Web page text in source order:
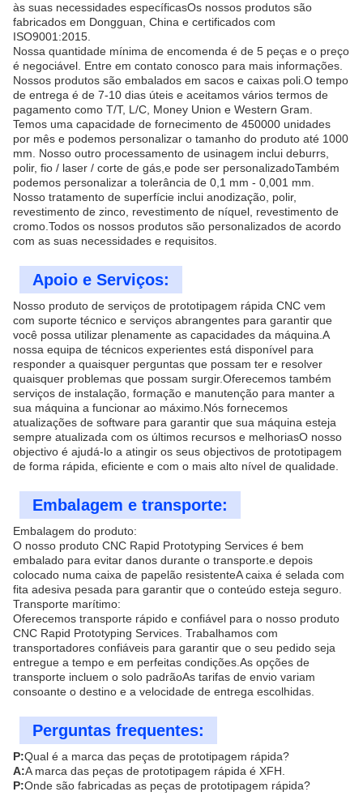
às suas necessidades específicasOs nossos produtos são
fabricados em Dongguan, China e certificados com
ISO9001:2015.
Nossa quantidade mínima de encomenda é de 5 peças e o preço
é negociável. Entre em contato conosco para mais informações.
Nossos produtos são embalados em sacos e caixas poli.O tempo
de entrega é de 7-10 dias úteis e aceitamos vários termos de
pagamento como T/T, L/C, Money Union e Western Gram.
Temos uma capacidade de fornecimento de 450000 unidades
por mês e podemos personalizar o tamanho do produto até 1000
mm. Nosso outro processamento de usinagem inclui deburrs,
polir, fio / laser / corte de gás,e pode ser personalizadoTambém
podemos personalizar a tolerância de 0,1 mm - 0,001 mm.
Nosso tratamento de superfície inclui anodização, polir,
revestimento de zinco, revestimento de níquel, revestimento de
cromo.Todos os nossos produtos são personalizados de acordo
com as suas necessidades e requisitos.
Apoio e Serviços:
Nosso produto de serviços de prototipagem rápida CNC vem
com suporte técnico e serviços abrangentes para garantir que
você possa utilizar plenamente as capacidades da máquina.A
nossa equipa de técnicos experientes está disponível para
responder a quaisquer perguntas que possam ter e resolver
quaisquer problemas que possam surgir.Oferecemos também
serviços de instalação, formação e manutenção para manter a
sua máquina a funcionar ao máximo.Nós fornecemos
atualizações de software para garantir que sua máquina esteja
sempre atualizada com os últimos recursos e melhoriasO nosso
objectivo é ajudá-lo a atingir os seus objectivos de prototipagem
de forma rápida, eficiente e com o mais alto nível de qualidade.
Embalagem e transporte:
Embalagem do produto:
O nosso produto CNC Rapid Prototyping Services é bem
embalado para evitar danos durante o transporte.e depois
colocado numa caixa de papelão resistenteA caixa é selada com
fita adesiva pesada para garantir que o conteúdo esteja seguro.
Transporte marítimo:
Oferecemos transporte rápido e confiável para o nosso produto
CNC Rapid Prototyping Services. Trabalhamos com
transportadores confiáveis para garantir que o seu pedido seja
entregue a tempo e em perfeitas condições.As opções de
transporte incluem o solo padrãoAs tarifas de envio variam
consoante o destino e a velocidade de entrega escolhidas.
Perguntas frequentes:
P:Qual é a marca das peças de prototipagem rápida?
A:A marca das peças de prototipagem rápida é XFH.
P:Onde são fabricadas as peças de prototipagem rápida?